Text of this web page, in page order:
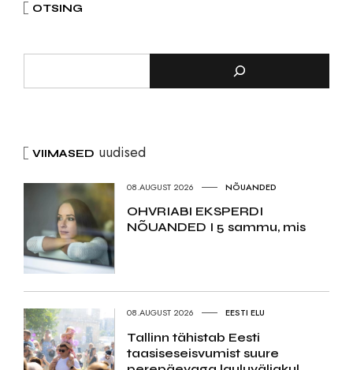
OTSING
VIIMASED uudised
08.AUGUST 2026 NÕUANDED
OHVRIABI EKSPERDI
NÕUANDED I 5 sammu, mis
08.AUGUST 2026 EESTI ELU
Tallinn tähistab Eesti
taasiseseisvumist suure